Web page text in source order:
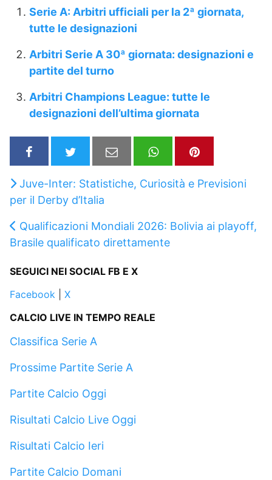
Serie A: Arbitri ufficiali per la 2ª giornata,
tutte le designazioni
Arbitri Serie A 30ª giornata: designazioni e
partite del turno
Arbitri Champions League: tutte le
designazioni dell’ultima giornata
Juve-Inter: Statistiche, Curiosità e Previsioni
per il Derby d’Italia
Qualificazioni Mondiali 2026: Bolivia ai playoff,
Brasile qualificato direttamente
SEGUICI NEI SOCIAL FB E X
Facebook
X
CALCIO LIVE IN TEMPO REALE
Classifica Serie A
Prossime Partite Serie A
Partite Calcio Oggi
Risultati Calcio Live Oggi
Risultati Calcio Ieri
Partite Calcio Domani